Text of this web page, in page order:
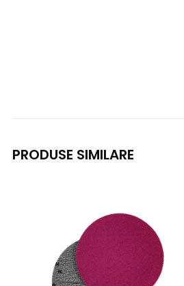
PRODUSE SIMILARE